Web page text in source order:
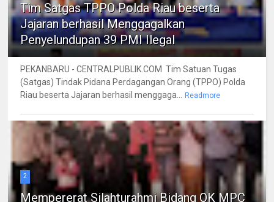
Tim Satgas TPPO Polda Riau beserta
Jajaran berhasil Menggagalkan
Penyelundupan 39 PMI Ilegal
PEKANBARU - CENTRALPUBLIK.COM Tim Satuan Tugas
(Satgas) Tindak Pidana Perdagangan Orang (TPPO) Polda
Riau beserta Jajaran berhasil menggaga... Readmore
2
Mempererat Silahturahmi Bidang OK MPC